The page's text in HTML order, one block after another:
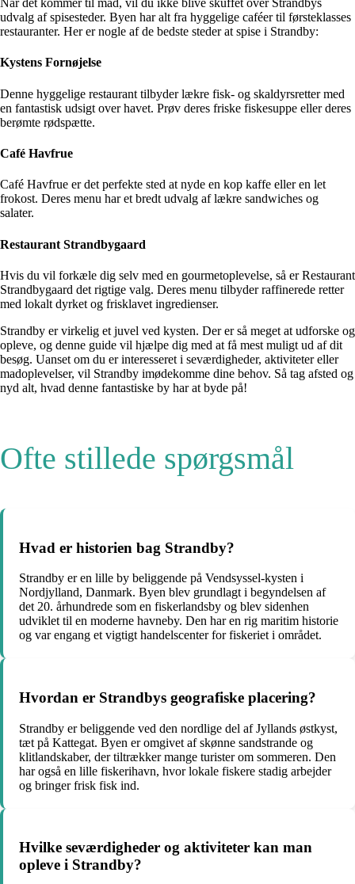
Når det kommer til mad, vil du ikke blive skuffet over Strandbys
udvalg af spisesteder. Byen har alt fra hyggelige caféer til førsteklasses
restauranter. Her er nogle af de bedste steder at spise i Strandby:
Kystens Fornøjelse
Denne hyggelige restaurant tilbyder lækre fisk- og skaldyrsretter med
en fantastisk udsigt over havet. Prøv deres friske fiskesuppe eller deres
berømte rødspætte.
Café Havfrue
Café Havfrue er det perfekte sted at nyde en kop kaffe eller en let
frokost. Deres menu har et bredt udvalg af lækre sandwiches og
salater.
Restaurant Strandbygaard
Hvis du vil forkæle dig selv med en gourmetoplevelse, så er Restaurant
Strandbygaard det rigtige valg. Deres menu tilbyder raffinerede retter
med lokalt dyrket og frisklavet ingredienser.
Strandby er virkelig et juvel ved kysten. Der er så meget at udforske og
opleve, og denne guide vil hjælpe dig med at få mest muligt ud af dit
besøg. Uanset om du er interesseret i seværdigheder, aktiviteter eller
madoplevelser, vil Strandby imødekomme dine behov. Så tag afsted og
nyd alt, hvad denne fantastiske by har at byde på!
Ofte stillede spørgsmål
Hvad er historien bag Strandby?
Strandby er en lille by beliggende på Vendsyssel-kysten i
Nordjylland, Danmark. Byen blev grundlagt i begyndelsen af
det 20. århundrede som en fiskerlandsby og blev sidenhen
udviklet til en moderne havneby. Den har en rig maritim historie
og var engang et vigtigt handelscenter for fiskeriet i området.
Hvordan er Strandbys geografiske placering?
Strandby er beliggende ved den nordlige del af Jyllands østkyst,
tæt på Kattegat. Byen er omgivet af skønne sandstrande og
klitlandskaber, der tiltrækker mange turister om sommeren. Den
har også en lille fiskerihavn, hvor lokale fiskere stadig arbejder
og bringer frisk fisk ind.
Hvilke seværdigheder og aktiviteter kan man
opleve i Strandby?